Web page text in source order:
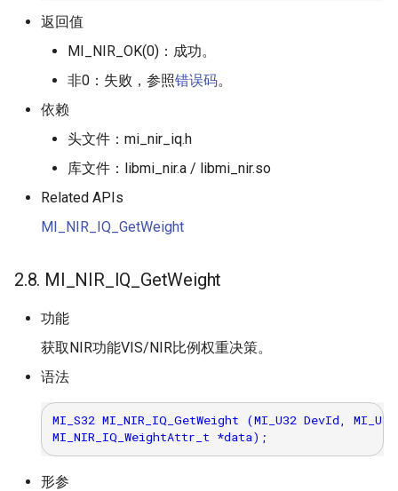
返回值
MI_NIR_OK(0)：成功。
非0：失败，参照错误码。
依赖
头文件：mi_nir_iq.h
库文件：libmi_nir.a / libmi_nir.so
Related APIs
MI_NIR_IQ_GetWeight
2.8. MI_NIR_IQ_GetWeight
功能
获取NIR功能VIS/NIR比例权重决策。
语法
MI_S32 MI_NIR_IQ_GetWeight (MI_U32 DevId,
形参